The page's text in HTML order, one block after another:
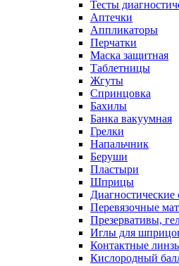
Тесты
Аптечки
Аппликаторы
Перчатки
Маска защитная
Таблетницы
Жгуты
Спринцовка
Бахилы
Банка вакуумная
Грелки
Напальчник
Беруши
Пластыри
Шприцы
Диагностические
Перевязочные
Презервативы,
Иглы для
Контактные
Кислородный